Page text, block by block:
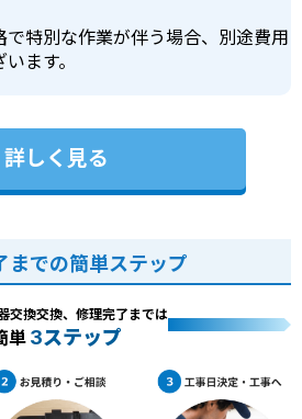
で特別な作業が伴う場合、別途費用
ます。
詳しく見る
までの簡単ステップ
交換交換、修理完了までは
単 3ステップ